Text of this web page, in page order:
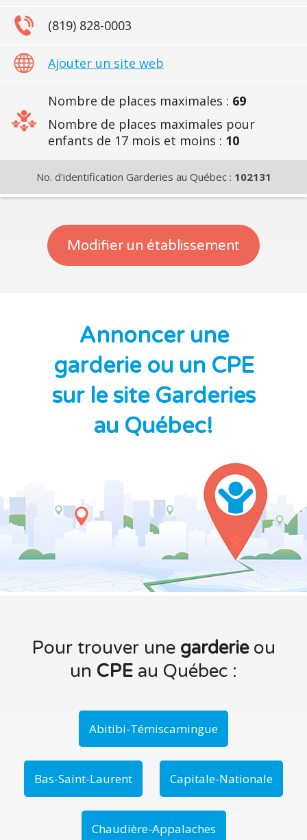
(819) 828-0003
Ajouter un site web
Nombre de places maximales : 69
Nombre de places maximales pour
enfants de 17 mois et moins : 10
No. d'identification Garderies au Québec : 102131
Modifier un établissement
Annoncer une
garderie ou un CPE
sur le site Garderies
au Québec!
Pour trouver une garderieou
un CPE au Québec :
Abitibi-Témiscamingue
Bas-Saint-Laurent Capitale-Nationale
Chaudière-Appalaches